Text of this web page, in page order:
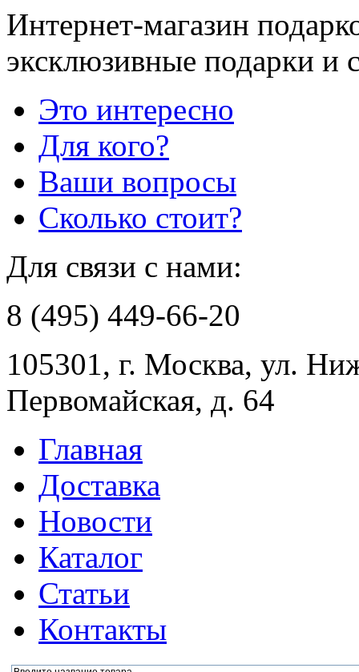
Интернет-магазин
эксклюзивные подарки и
Это интересно
Для кого?
Ваши вопросы
Сколько стоит?
Для связи с нами:
8 (495) 449-66-20
105301, г. Москва, ул.
Первомайская, д. 64
Главная
Доставка
Новости
Каталог
Статьи
Контакты